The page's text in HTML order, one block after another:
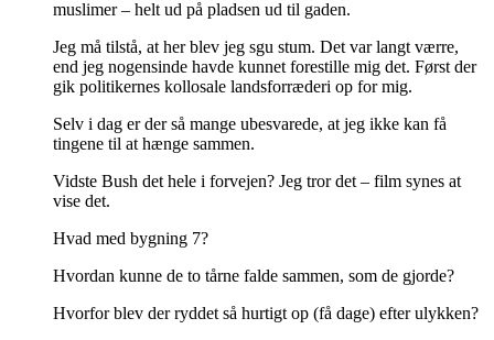
muslimer – helt ud på pladsen ud til gaden.
Jeg må tilstå, at her blev jeg sgu stum. Det var langt værre,
end jeg nogensinde havde kunnet forestille mig det. Først der
gik politikernes kollosale landsforræderi op for mig.
Selv i dag er der så mange ubesvarede, at jeg ikke kan få
tingene til at hænge sammen.
Vidste Bush det hele i forvejen? Jeg tror det – film synes at
vise det.
Hvad med bygning 7?
Hvordan kunne de to tårne falde sammen, som de gjorde?
Hvorfor blev der ryddet så hurtigt op (få dage) efter ulykken?